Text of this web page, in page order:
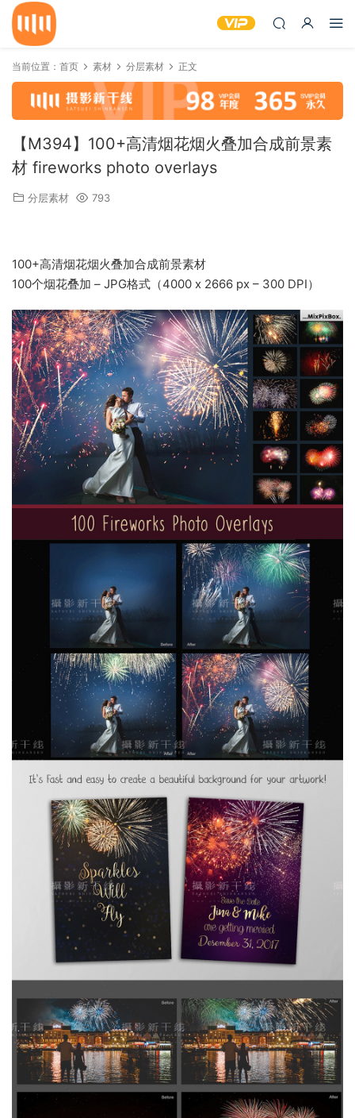
当前位置： 首页 素材 分层素材 正文
【M394】100+高清烟花烟火叠加合成前景素
材 fireworks photo overlays
分层素材 793
100+高清烟花烟火叠加合成前景素材
100个烟花叠加 – JPG格式（4000 x 2666 px – 300 DPI）